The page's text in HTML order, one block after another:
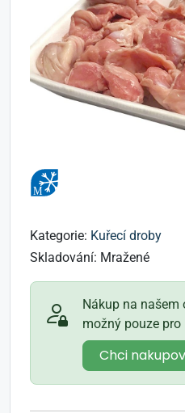
Kategorie: Kuřecí droby
Skladování: Mražené
Nákup na
možný pouze pro
Chci